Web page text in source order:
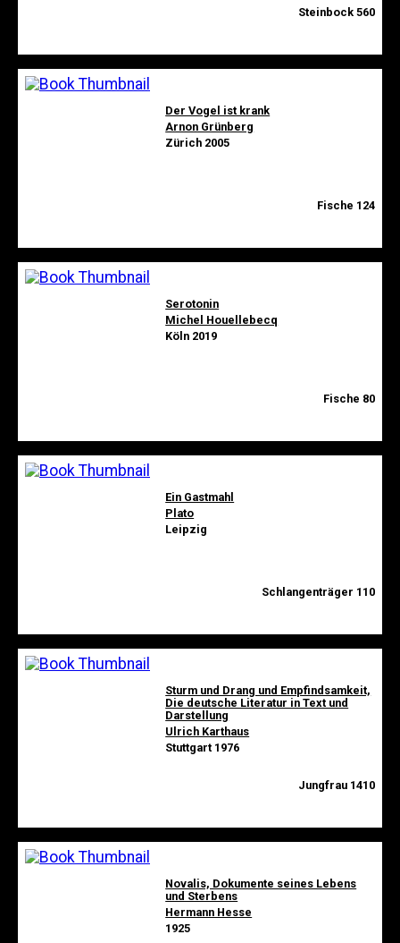
Steinbock 560
Der Vogel ist krank
Arnon Grünberg
Zürich 2005
Fische 124
Serotonin
Michel Houellebecq
Köln 2019
Fische 80
Ein Gastmahl
Plato
Leipzig
Schlangenträger 110
Sturm und Drang und Empfindsamkeit,
Die deutsche Literatur in Text und
Darstellung
Ulrich Karthaus
Stuttgart 1976
Jungfrau 1410
Novalis, Dokumente seines Lebens
und Sterbens
Hermann Hesse
1925